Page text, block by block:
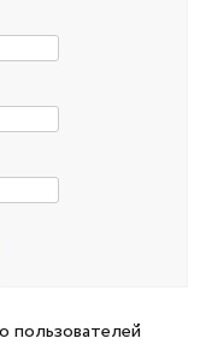
пользователей